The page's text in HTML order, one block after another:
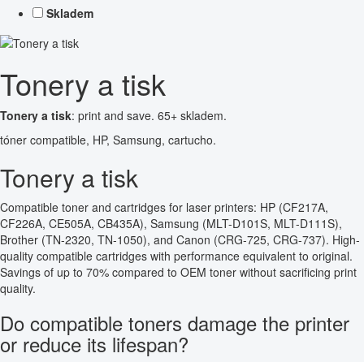
Skladem
Tonery a tisk
Tonery a tisk: print and save. 65+ skladem.
tóner compatible, HP, Samsung, cartucho.
Tonery a tisk
Compatible toner and cartridges for laser printers: HP (CF217A,
CF226A, CE505A, CB435A), Samsung (MLT-D101S, MLT-D111S),
Brother (TN-2320, TN-1050), and Canon (CRG-725, CRG-737). High-
quality compatible cartridges with performance equivalent to original.
Savings of up to 70% compared to OEM toner without sacrificing print
quality.
Do compatible toners damage the printer
or reduce its lifespan?